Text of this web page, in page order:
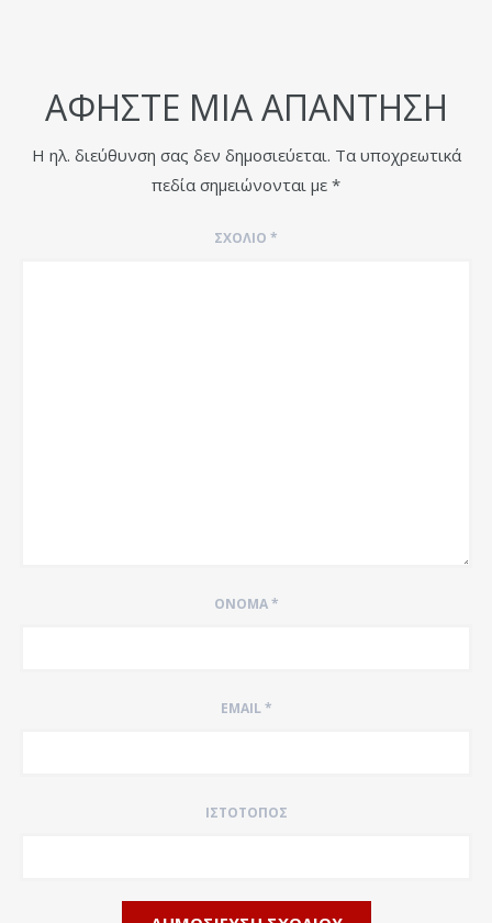
ΑΦΉΣΤΕ ΜΙΑ ΑΠΆΝΤΗΣΗ
Η ηλ. διεύθυνση σας δεν δημοσιεύεται. Τα υποχρεωτικά
πεδία σημειώνονται με *
ΣΧΌΛΙΟ *
ΌΝΟΜΑ*
EMAIL*
ΙΣΤΌΤΟΠΟΣ